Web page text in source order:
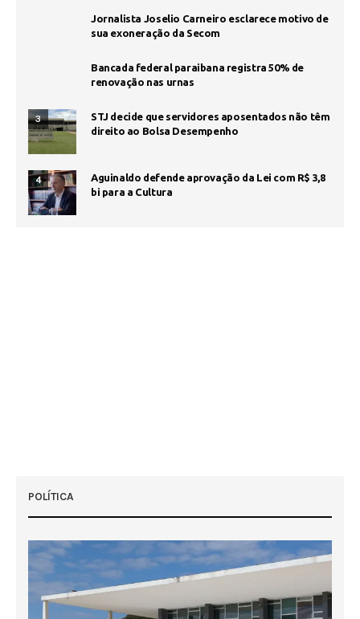
Jornalista Joselio Carneiro esclarece motivo de
sua exoneração da Secom
Bancada federal paraibana registra 50% de
renovação nas urnas
3
STJ decide que servidores aposentados não têm
direito ao Bolsa Desempenho
4
Aguinaldo defende aprovação da Lei com R$ 3,8
bi para a Cultura
POLÍTICA